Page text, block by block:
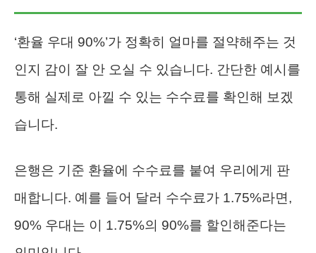
‘환율 우대 90%’가 정확히 얼마를 절약해주는 것
인지 감이 잘 안 오실 수 있습니다. 간단한 예시를
통해 실제로 아낄 수 있는 수수료를 확인해 보겠
습니다.
은행은 기준 환율에 수수료를 붙여 우리에게 판
매합니다. 예를 들어 달러 수수료가 1.75%라면,
90% 우대는 이 1.75%의 90%를 할인해준다는